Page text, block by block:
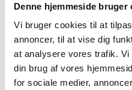
Denne hjemmeside bruger
Vi bruger cookies til at
annoncer, til at vise dig
at analysere vores trafik.
din brug af vores
for sociale medier,
Læs mere om
Nye datoer på vej
Hold øje med denne